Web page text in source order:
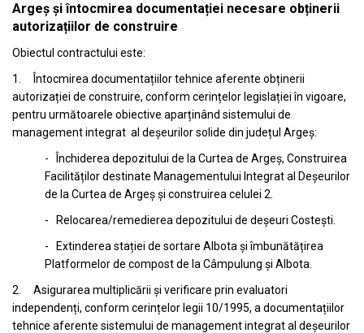
Argeș și întocmirea documentației necesare obținerii
autorizațiilor de construire
Obiectul contractului este:
1. Întocmirea documentațiilor tehnice aferente obținerii
autorizației de construire, conform cerințelor legislației în vigoare,
pentru următoarele obiective aparținând sistemului de
management integrat al deșeurilor solide din județul Argeș:
- Închiderea depozitului de la Curtea de Argeș, Construirea
Facilităților destinate Managementului Integrat al Deșeurilor
de la Curtea de Argeș și construirea celulei 2.
- Relocarea/remedierea depozitului de deșeuri Costești.
- Extinderea stației de sortare Albota și îmbunătățirea
Platformelor de compost de la Câmpulung și Albota.
2. Asigurarea multiplicării și verificare prin evaluatori
independenți, conform cerințelor legii 10/1995, a documentațiilor
tehnice aferente sistemului de management integrat al deșeurilor